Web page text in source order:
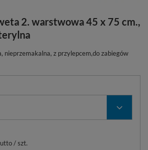
2. warstwowa 45 x 75 cm.,
nieprzemakalna, z przylepcem,do zabiegów
/szt.